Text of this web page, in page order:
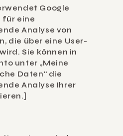
Google
für eine
Analyse von
die über eine User-
Sie können in
unter „Meine
Daten“ die
Analyse Ihrer